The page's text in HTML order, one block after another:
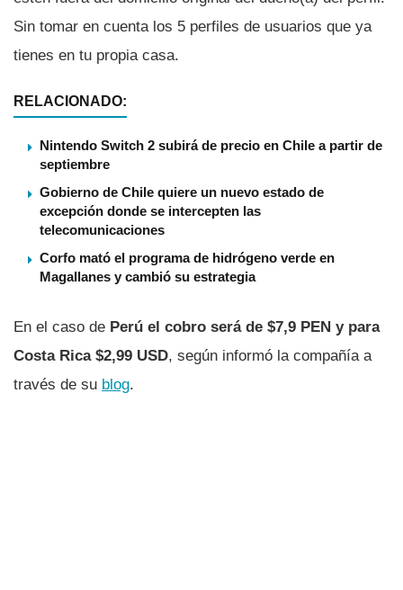
Sin tomar en cuenta los 5 perfiles de usuarios que ya
tienes en tu propia casa.
RELACIONADO:
Nintendo Switch 2 subirá de precio en Chile a partir de
septiembre
Gobierno de Chile quiere un nuevo estado de
excepción donde se intercepten las
telecomunicaciones
Corfo mató el programa de hidrógeno verde en
Magallanes y cambió su estrategia
En el caso de Perú el cobro será de $7,9 PEN y para
Costa Rica $2,99 USD, según informó la compañía a
través de su blog.